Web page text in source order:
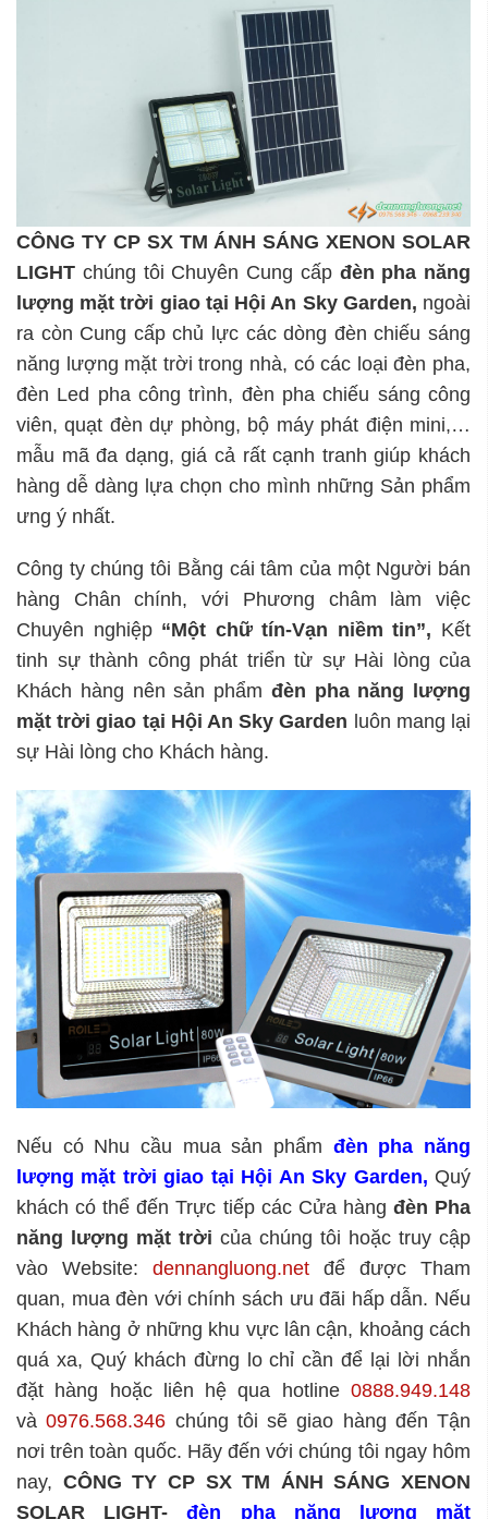
CÔNG TY CP SX TM ÁNH SÁNG XENON SOLAR
LIGHT chúng tôi Chuyên Cung cấp đèn pha năng
lượng mặt trời giao tại Hội An Sky Garden, ngoài
ra còn Cung cấp chủ lực các dòng đèn chiếu sáng
năng lượng mặt trời trong nhà, có các loại đèn pha,
đèn Led pha công trình, đèn pha chiếu sáng công
viên, quạt đèn dự phòng, bộ máy phát điện mini,…
mẫu mã đa dạng, giá cả rất cạnh tranh giúp khách
hàng dễ dàng lựa chọn cho mình những Sản phẩm
ưng ý nhất.
Công ty chúng tôi Bằng cái tâm của một Người bán
hàng Chân chính, với Phương châm làm việc
Chuyên nghiệp “Một chữ tín-Vạn niềm tin”, Kết
tinh sự thành công phát triển từ sự Hài lòng của
Khách hàng nên sản phẩm đèn pha năng lượng
mặt trời giao tại Hội An Sky Garden luôn mang lại
sự Hài lòng cho Khách hàng.
Nếu có Nhu cầu mua sản phẩm đèn pha năng
lượng mặt trời giao tại Hội An Sky Garden, Quý
khách có thể đến Trực tiếp các Cửa hàng đèn Pha
năng lượng mặt trời của chúng tôi hoặc truy cập
vào Website: dennangluong.net để được Tham
quan, mua đèn với chính sách ưu đãi hấp dẫn. Nếu
Khách hàng ở những khu vực lân cận, khoảng cách
quá xa, Quý khách đừng lo chỉ cần để lại lời nhắn
đặt hàng hoặc liên hệ qua hotline 0888.949.148
và0976.568.346 chúng tôi sẽ giao hàng đến Tận
nơi trên toàn quốc. Hãy đến với chúng tôi ngay hôm
nay, CÔNG TY CP SX TM ÁNH SÁNG XENON
SOLAR LIGHT-đèn pha năng lượng mặt